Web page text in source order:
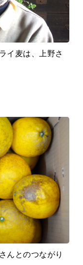
イ麦は、上野さ
んとのつながり